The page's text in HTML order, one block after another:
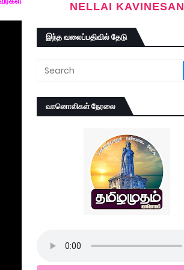
NELLAI KAVINESAN
இந்த வலைப்பதிவில் தேடு
வானொலிகள் நேரலை